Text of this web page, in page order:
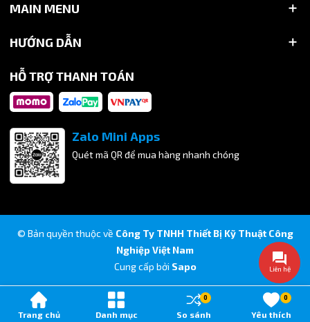
Để nội thất luôn bền mới và vận hành êm ái, các loại phụ
kiện silicon và đệm giảm chấn là không thể thiếu:
Nút silicon chống va đập: Dùng để dán vào cạnh cửa tủ,
ngăn kéo giúp giảm tiếng ồn khi đóng và bảo vệ lớp sơn bề
mặt không bị trầy xước.
chắc chắn trên khung gỗ hoặc kim loại, ngăn ngừa trơn
Đệm mặt kính chuyên dụng: Các miếng đệm nhựa trong
suốt, đệm cao su nhỏ giúp tạo khoảng cách an toàn giữa
kính và bề mặt đỡ, tránh rạn nứt.
MAIN MENU
HƯỚNG DẪN
HỖ TRỢ THANH TOÁN
Zalo Mini Apps
Quét mã QR để mua hàng nhanh chóng
© Bản quyền thuộc về Công Ty TNHH Thiết Bị Kỹ Thuật Công
Nghiệp Việt Nam
Cung cấp bởi Sapo
Trang chủ Danh mục
0
So sánh
0
Yêu thích
Liên hệ